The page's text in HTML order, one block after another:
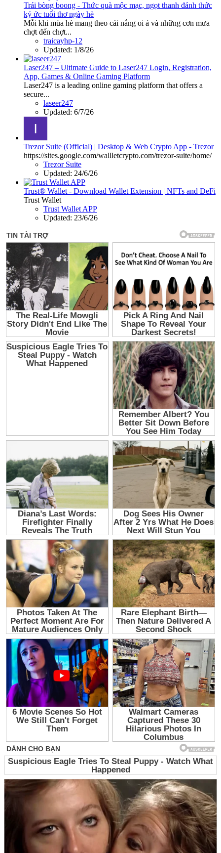
Trái bòng boong - Thức quà mộc mạc, ngọt thanh đánh thức
ký ức tuổi thơ ngày hè
Mỗi khi mùa hè mang theo cái nắng oi ả và những cơn mưa
chợt đến chợt...
traicayhp-12
Updated: 1/8/26
Laser247 – Ultimate Guide to Laser247 Login, Registration,
App, Games & Online Gaming Platform
Laser247 is a leading online gaming platform that offers a
secure...
laseer247
Updated: 6/7/26
Trezor Suite (Official) | Desktop & Web Crypto App - Trezor
https://sites.google.com/wallletcrypto.com/trezor-suite/home/
Trezor Suite
Updated: 24/6/26
Trust® Wallet - Download Wallet Extension | NFTs and DeFi
Trust Wallet
Trust Wallet APP
Updated: 23/6/26